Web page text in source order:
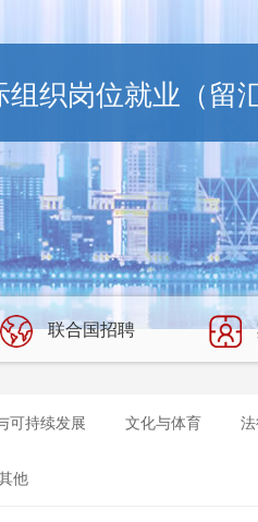
组织岗位就业（留
联合国招聘
可持续发展 文化与体育
他